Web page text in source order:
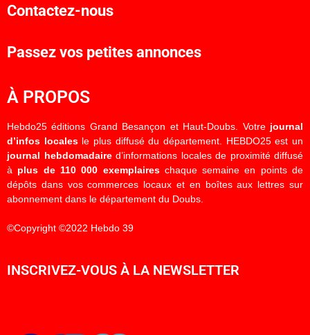
Contactez-nous
Passez vos petites annonces
À PROPOS
Hebdo25 éditions Grand Besançon et Haut-Doubs. Votre journal
d’infos localesle plus diffusé du département. HEBDO25 est un
journal hebdomadaired’informations locales de proximité diffusé
à plus de 110 000 exemplaireschaque semaine en points de
dépôts dans vos commerces locaux et en boîtes aux lettres sur
abonnement dans le département du Doubs.
©Copyright ©2022 Hebdo 39
INSCRIVEZ-VOUS À LA NEWSLETTER